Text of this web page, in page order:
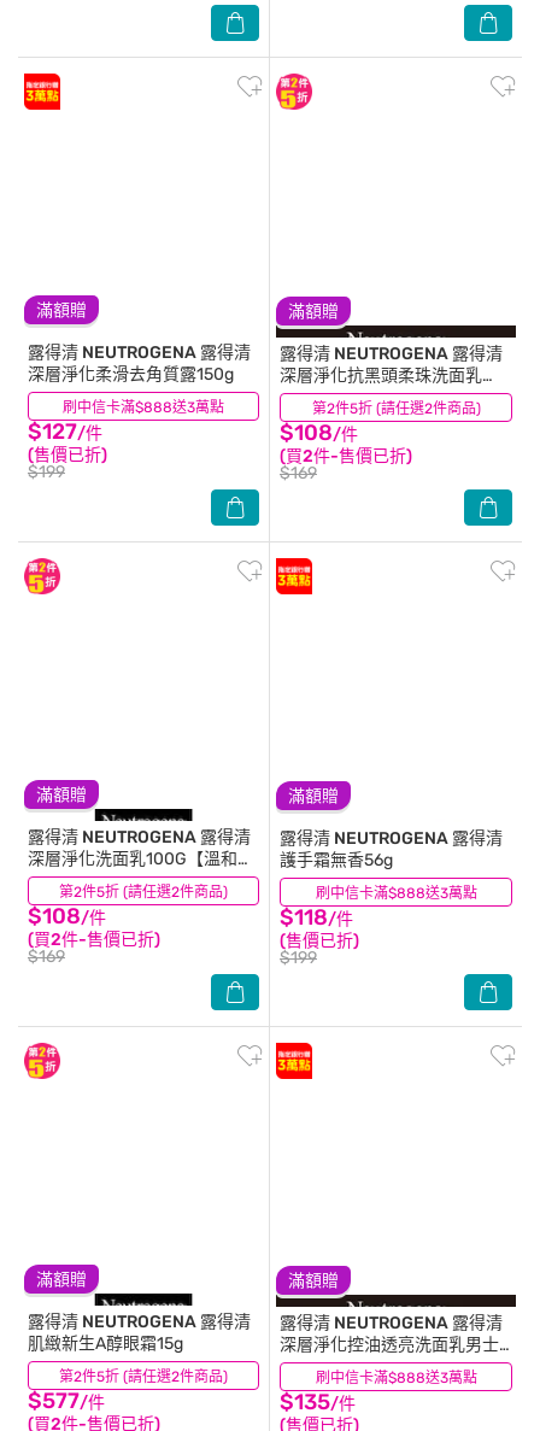
滿額贈
刷中信卡滿$888送3萬點
露得清 NEUTROGENA 露得清
深層淨化柔滑去角質露150g
$127/件
(售價已折)
$199
(11)
滿額贈
第2件5折 (請任選2件商品)
露得清 NEUTROGENA 露得清
深層淨化抗黑頭柔珠洗面乳
100G【毛孔清潔】
$108/件
(買2件-售價已折)
$169
(24)
滿額贈
第2件5折 (請任選2件商品)
露得清 NEUTROGENA 露得清
深層淨化洗面乳100G【溫和潔
淨】
$108/件
(買2件-售價已折)
$169
(24)
滿額贈
刷中信卡滿$888送3萬點
露得清 NEUTROGENA 露得清
護手霜無香56g
$118/件
(售價已折)
$199
(176)
滿額贈
第2件5折 (請任選2件商品)
露得清 NEUTROGENA 露得清
肌緻新生A醇眼霜15g
$577/件
(買2件-售價已折)
(64)
滿額贈
刷中信卡滿$888送3萬點
露得清 NEUTROGENA 露得清
深層淨化控油透亮洗面乳男士
包裝限量款150g
$135/件
(售價已折)
(0)